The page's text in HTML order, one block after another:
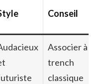
Conseil
Associer à un
trench
classique